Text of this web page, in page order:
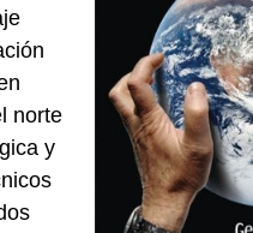
norte
y